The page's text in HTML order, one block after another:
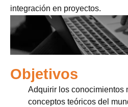
integración en proyectos.
Objetivos
Adquirir los conocimientos
conceptos teóricos del